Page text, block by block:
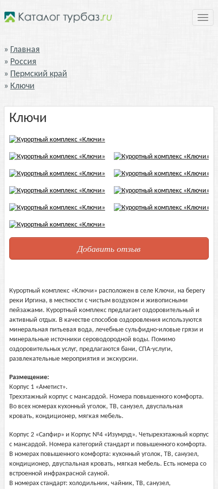
Главная
Россия
Пермский край
Ключи
Ключи
Добавить отзыв
Курортный комплекс «Ключи» расположен в селе Ключи, на берегу
реки Иргина, в местности с чистым воздухом и живописными
пейзажами. Курортный комплекс предлагает оздоровительный и
активный отдых. В качестве способов оздоровления используются
минеральная питьевая вода, лечебные сульфидно-иловые грязи и
минеральные источники сероводородной воды. Помимо
оздоровительных услуг, предлагаются бани, СПА-услуги,
развлекательные мероприятия и экскурсии.
Размещение:
Корпус 1 «Аметист».
Трехэтажный корпус с мансардой. Номера повышенного комфорта.
Во всех номерах кухонный уголок, ТВ, санузел, двуспальная
кровать, кондиционер, мягкая мебель.
Корпус 2 «Сапфир» и Корпус №4 «Изумруд». Четырехэтажный корпус
с мансардой. Номера категорий стандарт и повышенного комфорта.
В номерах повышенного комфорта: кухонный уголок, ТВ, санузел,
кондиционер, двуспальная кровать, мягкая мебель. Есть номера со
встроенной инфракрасной сауной.
В номерах стандарт: холодильник, чайник, ТВ, санузел,